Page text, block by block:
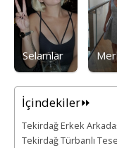
Selamlar
İçindekiler⏩
Tekirdağ Erkek
Tekirdağ Türbanlı